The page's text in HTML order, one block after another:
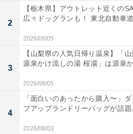
2
【栃木県】アウトレット近くの
広々ドッグランも！ 東北自動車道
2026/08/05
3
【山梨県の人気日帰り温泉】「
源泉かけ流しの湯 桜湯」は源泉
2026/08/05
4
「面白いのあったから購入〜」
プアップランドリーバッグが話題
2026/08/03